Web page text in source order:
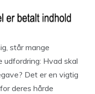
står mange
udfordring: Hvad skal
Det er en vigtig
deres hårde